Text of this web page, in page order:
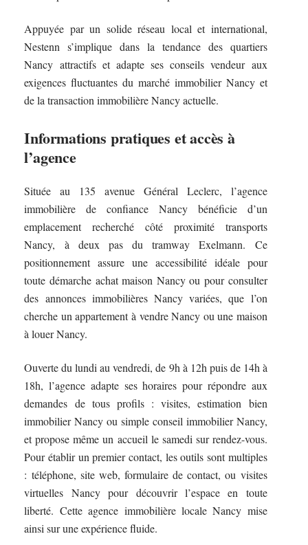
Appuyée par un solide réseau local et international,
Nestenn s’implique dans la tendance des quartiers
Nancy attractifs et adapte ses conseils vendeur aux
exigences fluctuantes du marché immobilier Nancy et
de la transaction immobilière Nancy actuelle.
Informations pratiques et accès à
l’agence
Située au 135 avenue Général Leclerc, l’agence
immobilière de confiance Nancy bénéficie d’un
emplacement recherché côté proximité transports
Nancy, à deux pas du tramway Exelmann. Ce
positionnement assure une accessibilité idéale pour
toute démarche achat maison Nancy ou pour consulter
des annonces immobilières Nancy variées, que l’on
cherche un appartement à vendre Nancy ou une maison
à louer Nancy.
Ouverte du lundi au vendredi, de 9h à 12h puis de 14h à
18h, l’agence adapte ses horaires pour répondre aux
demandes de tous profils : visites, estimation bien
immobilier Nancy ou simple conseil immobilier Nancy,
et propose même un accueil le samedi sur rendez-vous.
Pour établir un premier contact, les outils sont multiples
: téléphone, site web, formulaire de contact, ou visites
virtuelles Nancy pour découvrir l’espace en toute
liberté. Cette agence immobilière locale Nancy mise
ainsi sur une expérience fluide.